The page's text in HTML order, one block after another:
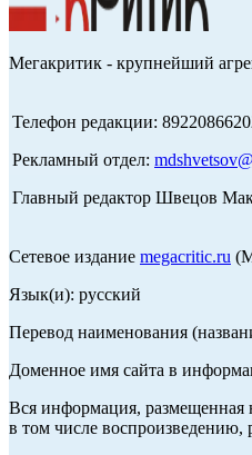
Мегакритик - крупнейший
Телефон редакции:
Рекламный отдел:
Главный редактор Швецов
Сетевое издание megacritic.ru
Язык(и): русский
Перевод наименования
Доменное имя сайта в
Вся информация, размещенная
в том числе воспроизведению,